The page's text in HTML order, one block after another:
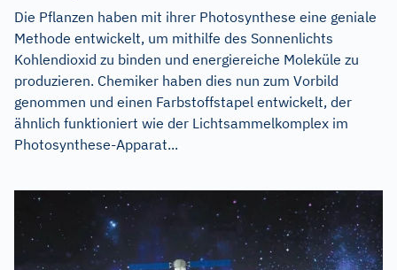
Die Pflanzen haben mit ihrer Photosynthese eine geniale
Methode entwickelt, um mithilfe des Sonnenlichts
Kohlendioxid zu binden und energiereiche Moleküle zu
produzieren. Chemiker haben dies nun zum Vorbild
genommen und einen Farbstoffstapel entwickelt, der
ähnlich funktioniert wie der Lichtsammelkomplex im
Photosynthese-Apparat...